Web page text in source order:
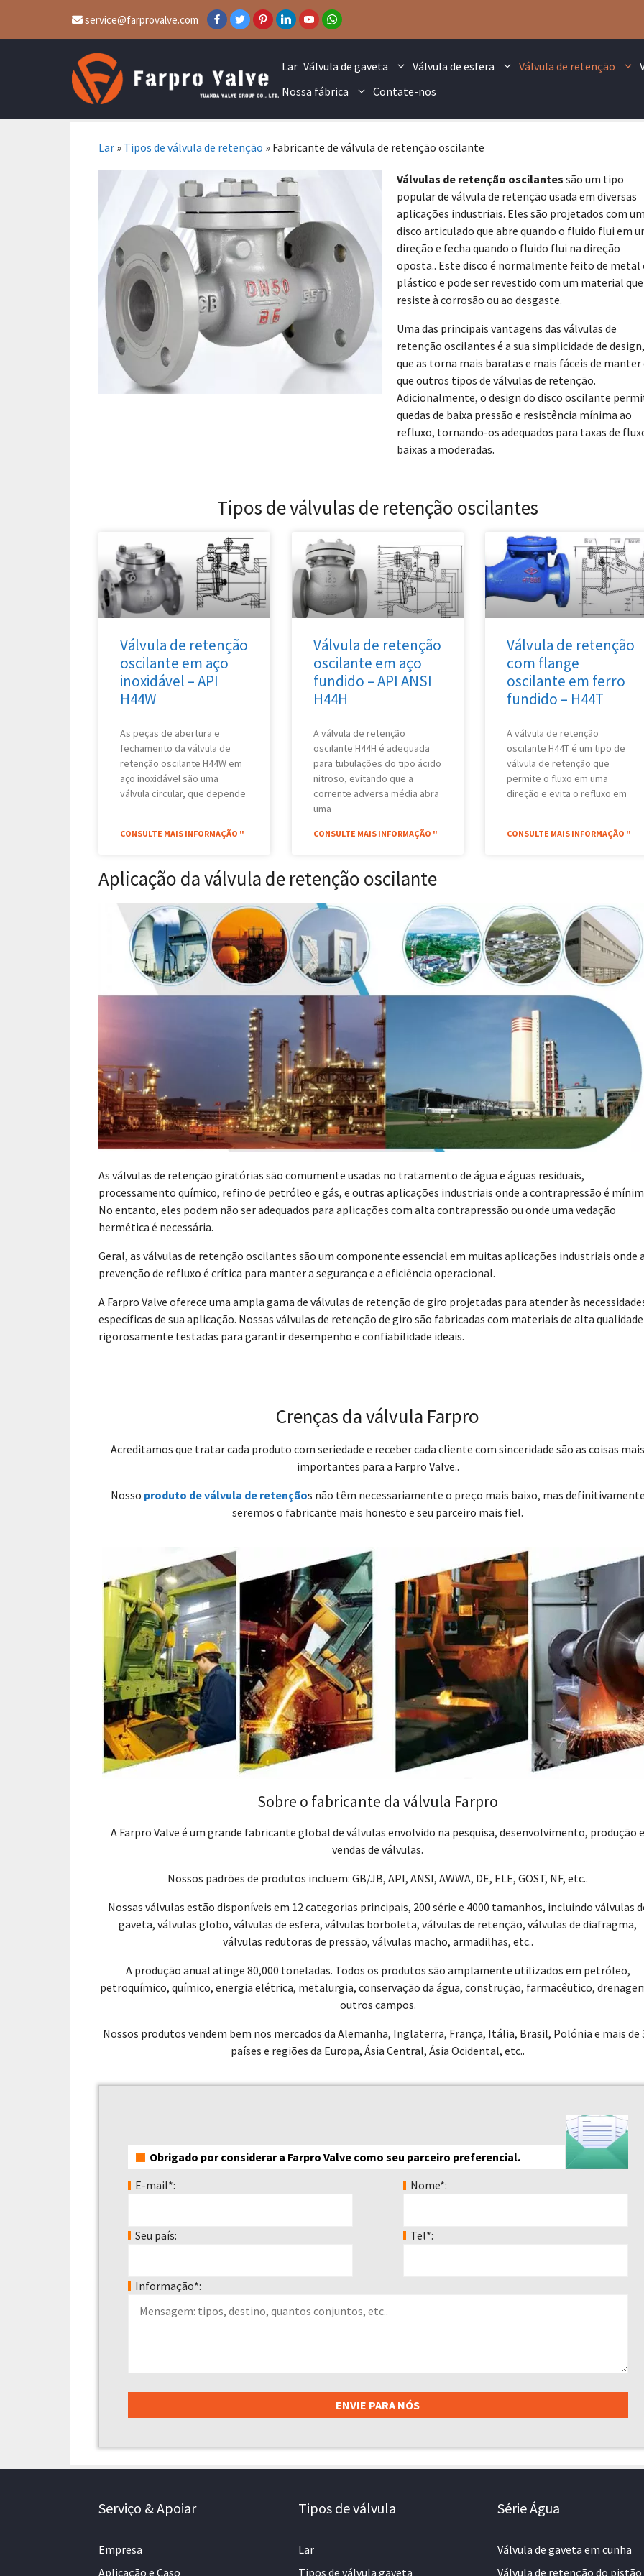
service@farprovalve.com
Lar Válvula de gaveta Válvula de esfera Válvula de retenção
Nossa fábrica
Contate-nos
Lar » Tipos de válvula de retenção » Fabricante de válvula de retenção oscilante
Válvulas de retenção oscilantes são um tipo
popular de válvula de retenção usada em diversas
aplicações industriais. Eles são projetados com
disco articulado que abre quando o fluido flui em
direção e fecha quando o fluido flui na direção
oposta.. Este disco é normalmente feito de metal
plástico e pode ser revestido com um material que
resiste à corrosão ou ao desgaste.
Uma das principais vantagens das válvulas de
retenção oscilantes é a sua simplicidade de
que as torna mais baratas e mais fáceis de manter
que outros tipos de válvulas de retenção.
Adicionalmente, o design do disco oscilante
quedas de baixa pressão e resistência mínima ao
refluxo, tornando-os adequados para taxas de
baixas a moderadas.
Tipos de válvulas de retenção oscilantes
Válvula de retenção
oscilante em aço
inoxidável – API
H44W
As peças de abertura e
fechamento da válvula de
retenção oscilante H44W em
aço inoxidável são uma
válvula circular, que depende
CONSULTE MAIS INFORMAÇÃO "
Válvula de retenção
oscilante em aço
fundido – API ANSI
H44H
A válvula de retenção
oscilante H44H é adequada
para tubulações do tipo ácido
nitroso, evitando que a
corrente adversa média abra
uma
CONSULTE MAIS INFORMAÇÃO "
Válvula de retenção
com flange
oscilante em ferro
fundido – H44T
A válvula de retenção
oscilante H44T é um tipo de
válvula de retenção que
permite o fluxo em uma
direção e evita o refluxo em
CONSULTE MAIS INFORMAÇÃO "
Aplicação da válvula de retenção oscilante
As válvulas de retenção giratórias são comumente usadas no tratamento de água e águas residuais,
processamento químico, refino de petróleo e gás, e outras aplicações industriais onde a contrapressão é
No entanto, eles podem não ser adequados para aplicações com alta contrapressão ou onde uma vedação
hermética é necessária.
Geral, as válvulas de retenção oscilantes são um componente essencial em muitas aplicações industriais onde
prevenção de refluxo é crítica para manter a segurança e a eficiência operacional.
A Farpro Valve oferece uma ampla gama de válvulas de retenção de giro projetadas para atender às
específicas de sua aplicação. Nossas válvulas de retenção de giro são fabricadas com materiais de alta
rigorosamente testadas para garantir desempenho e confiabilidade ideais.
Crenças da válvula Farpro
Acreditamos que tratar cada produto com seriedade e receber cada cliente com sinceridade são as coisas
importantes para a Farpro Valve..
Nosso produto de válvula de retençãos não têm necessariamente o preço mais baixo, mas
seremos o fabricante mais honesto e seu parceiro mais fiel.
Sobre o fabricante da válvula Farpro
A Farpro Valve é um grande fabricante global de válvulas envolvido na pesquisa, desenvolvimento, produção
vendas de válvulas.
Nossos padrões de produtos incluem: GB/JB, API, ANSI, AWWA, DE, ELE, GOST, NF, etc..
Nossas válvulas estão disponíveis em 12 categorias principais, 200 série e 4000 tamanhos, incluindo válvulas
gaveta, válvulas globo, válvulas de esfera, válvulas borboleta, válvulas de retenção, válvulas de diafragma,
válvulas redutoras de pressão, válvulas macho, armadilhas, etc..
A produção anual atinge 80,000 toneladas. Todos os produtos são amplamente utilizados em petróleo,
petroquímico, químico, energia elétrica, metalurgia, conservação da água, construção, farmacêutico,
outros campos.
Nossos produtos vendem bem nos mercados da Alemanha, Inglaterra, França, Itália, Brasil, Polónia e mais de
países e regiões da Europa, Ásia Central, Ásia Ocidental, etc..
Obrigado por considerar a Farpro Valve como seu parceiro preferencial.
E-mail*:
Nome*:
Seu país: Tel*:
Informação*:
Serviço & Apoiar
Empresa
Aplicação e Caso
Tipos de válvula
Lar
Tipos de válvula gaveta
Série Água
Válvula de gaveta em cunha
Válvula de retenção do pistão